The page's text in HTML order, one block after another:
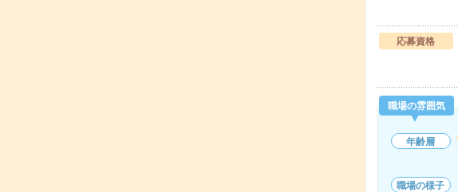
応募資格
職場の雰囲気
年齢層
職場の様子